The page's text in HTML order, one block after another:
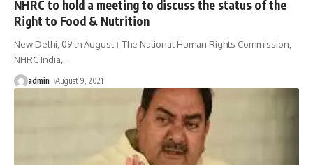
NHRC to hold a meeting to discuss the status of the
Right to Food & Nutrition
New Delhi, 09 th August। The National Human Rights Commission,
NHRC India,…
admin August 9, 2021